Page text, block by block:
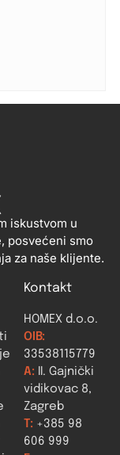
iskustvom u
posvećeni smo
za naše klijente.
Kontakt
HOMEX d.o.o.
OIB:
33538115779
A: II. Gajnički
vidikovac 8,
Zagreb
T: +385 98
606 999